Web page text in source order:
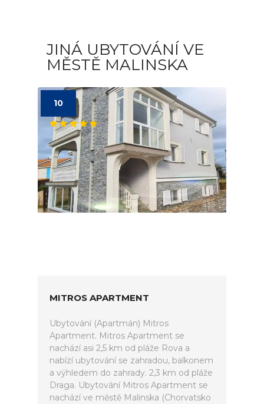
JINÁ UBYTOVÁNÍ VE
MĚSTĚ MALINSKA
10
MITROS APARTMENT
Ubytování (Apartmán) Mitros
Apartment. Mitros Apartment se
nachází asi 2,5 km od pláže Rova a
nabízí ubytování se zahradou, balkonem
a výhledem do zahrady. 2,3 km od pláže
Draga. Ubytování Mitros Apartment se
nachází ve městě Malinska (Chorvatsko